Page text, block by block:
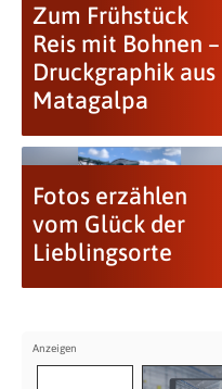
Zum Frühstück
Reis mit Bohnen –
Druckgraphik aus
Matagalpa
Fotos erzählen
vom Glück der
Lieblingsorte